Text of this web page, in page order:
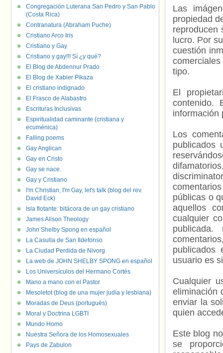
Las
propiedad
reproducen
lucro. Por
cuestión
tipo.
El
contenido.
información
Los
publicados
públicas o
aquellos
cualquier
usuario es
Cualquier
eliminación
enviar la
quien
Este blog
se
Congregación Luterana San Pedro y San Pablo
(Costa Rica)
Contranatura (Abraham Puche)
Cristiano Arco Iris
Cristiano y Gay
Cristiano y gay!!! Sí ¿y qué?
El Blog de Abdennur Prado
El Blog de Xabier Pikaza
El cristiano indignado
El Frasco de Alabastro
Escrituras Inclusivas
Espiritualidad caminante (cristiana y
ecuménica)
Falling poems
Gay Anglican
Gay en Cristo
Gay se nace.
Gay y Cristiano
I'm Christian, I'm Gay, let's talk (blog del rev.
David Eck)
Isla flotante: bitácora de un gay cristiano
James Alison Theology
John Shelby Spong en español
La Casulla de San Ildefonso
La Ciudad Perdida de Nivorg
La web de JOHN SHELBY SPONG en español
Los Universículos del Hermano Cortés
Mano a mano con el Pastor
Mesoletot (blog de una mujer judía y lesbiana)
Moradas de Deus (portugués)
Moral y Doctrina LGBTI
Mundo Homo
Nuestra Señora de los Homosexuales
Pays de Zabulon